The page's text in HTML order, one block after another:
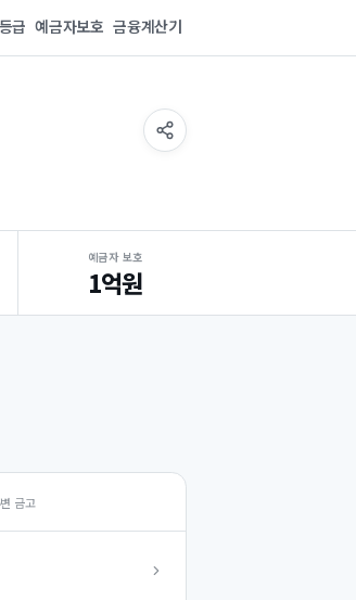
급 예금자보호 금융계산기
예금자 보호
1억원
금고